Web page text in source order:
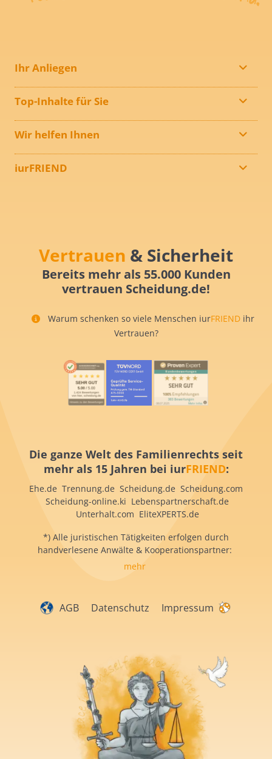
Ihr Anliegen
Top-Inhalte für Sie
Wir helfen Ihnen
iurFRIEND
Vertrauen & Sicherheit
Bereits mehr als 55.000 Kunden
vertrauen Scheidung.de!
Warum schenken so viele Menschen iurFRIEND ihr
Vertrauen?
Die ganze Welt des Familienrechts seit
mehr als 15 Jahren bei iurFRIEND:
Ehe.de Trennung.de Scheidung.de Scheidung.com
Scheidung-online.ki Lebenspartnerschaft.de
Unterhalt.com EliteXPERTS.de
*) Alle juristischen Tätigkeiten erfolgen durch
handverlesene Anwälte & Kooperationspartner:
mehr
AGB Datenschutz Impressum